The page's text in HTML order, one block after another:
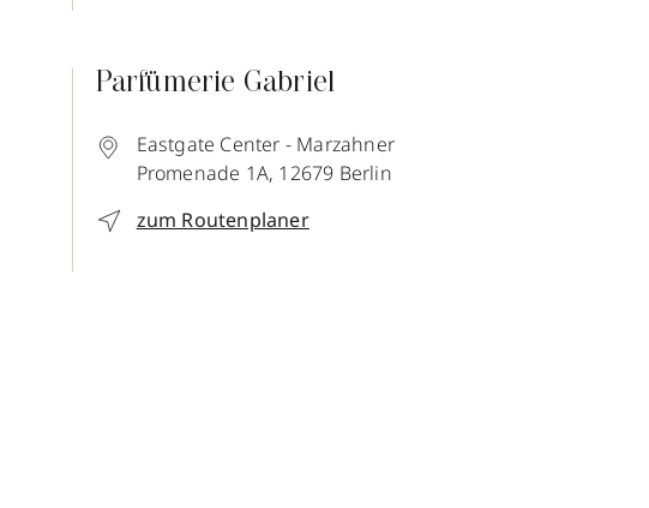
Parfümerie Gabriel
Eastgate Center - Marzahner
Promenade 1A, 12679 Berlin
zum Routenplaner